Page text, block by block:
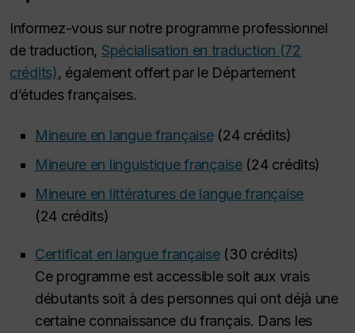
Informez-vous sur notre programme professionnel
de traduction, Spécialisation en traduction (72
crédits), également offert par le Département
d’études françaises.
Mineure en langue française (24 crédits)
Mineure en linguistique française(24 crédits)
Mineure en littératures de langue française
(24 crédits)
Certificat en langue française(30 crédits)
Ce programme est accessible soit aux vrais
débutants soit à des personnes qui ont déjà une
certaine connaissance du français. Dans les